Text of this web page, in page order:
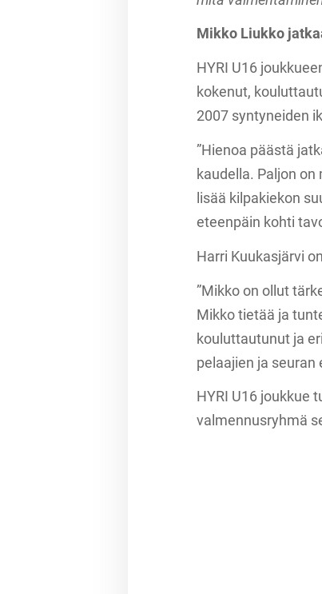
Mikko Liukko
HYRI U16
kokenut,
2007 syntyneiden
”Hienoa päästä
kaudella. Paljon
lisää kilpakiekon
eteenpäin kohti
Harri Kuukasjärvi
”Mikko on ollut
Mikko tietää ja
kouluttautunut ja
pelaajien ja seuran
HYRI U16 joukkue
valmennusryhmä